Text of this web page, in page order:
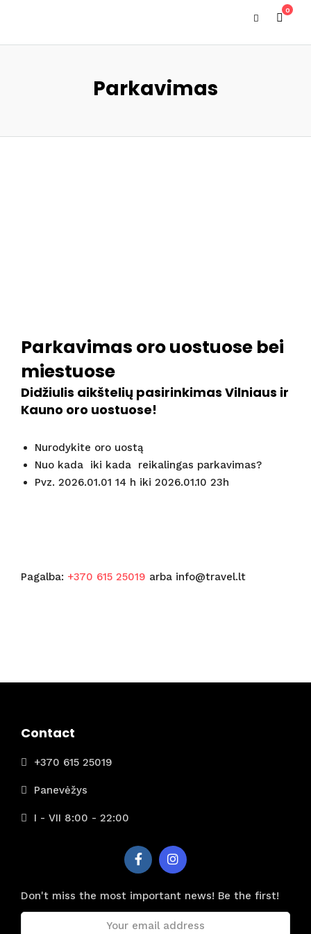
0
Parkavimas
Parkavimas oro uostuose bei
miestuose
Didžiulis aikštelių pasirinkimas Vilniaus ir
Kauno oro uostuose!
Nurodykite oro uostą
Nuo kada iki kada reikalingas parkavimas?
Pvz. 2026.01.01 14 h iki 2026.01.10 23h
Pagalba: +370 615 25019 arba info@travel.lt
Contact
+370 615 25019
Panevėžys
I - VII 8:00 - 22:00
Don't miss the most important news! Be the first!